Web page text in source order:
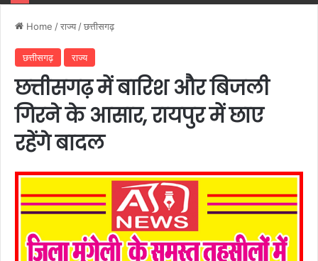
Home /राज्य /छत्तीसगढ़
छत्तीसगढ़ राज्य
छत्तीसगढ़ में बारिश और बिजली
गिरने के आसार, रायपुर में छाए
रहेंगे बादल